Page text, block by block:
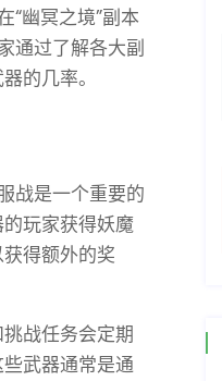
“幽冥之境”副本
通过了解各大副
的几率。
战是一个重要的
玩家获得妖魔
得额外的奖
战任务会定期
武器通常是通